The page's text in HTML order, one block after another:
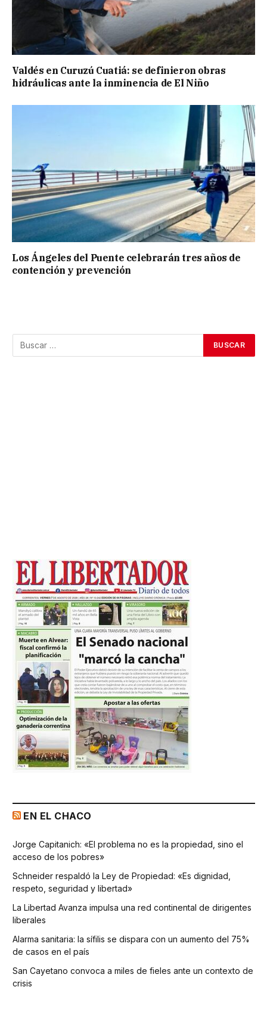
Valdés en Curuzú Cuatiá: se definieron obras
hidráulicas ante la inminencia de El Niño
Los Ángeles del Puente celebrarán tres años de
contención y prevención
EN EL CHACO
Jorge Capitanich: «El problema no es la propiedad, sino el
acceso de los pobres»
Schneider respaldó la Ley de Propiedad: «Es dignidad,
respeto, seguridad y libertad»
La Libertad Avanza impulsa una red continental de dirigentes
liberales
Alarma sanitaria: la sífilis se dispara con un aumento del 75%
de casos en el país
San Cayetano convoca a miles de fieles ante un contexto de
crisis